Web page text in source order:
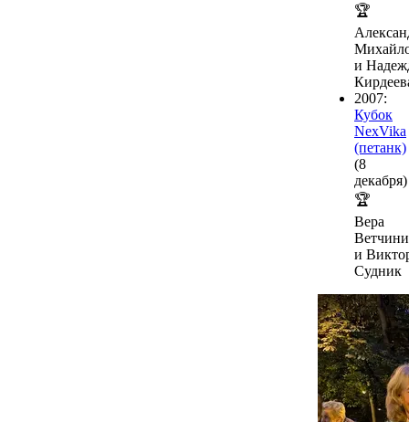
🏆
и
2007:
Кубок
NexVika
(петанк)
(8
декабря)
🏆
Вера
и
Судник